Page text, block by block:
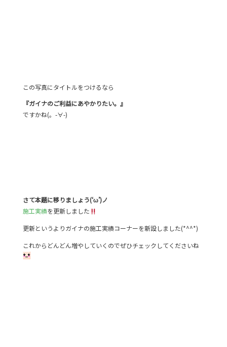
この写真にタイトルをつけるなら
『ガイナのご利益にあやかりたい。』
ですかね(。-∀-)
さて本題に移りましょう(‘ω’)ノ
施工実績を更新しました
更新というよりガイナの施工実績コーナーを新設しました(*^^*)
これからどんどん増やしていくのでぜひチェックしてくださいね